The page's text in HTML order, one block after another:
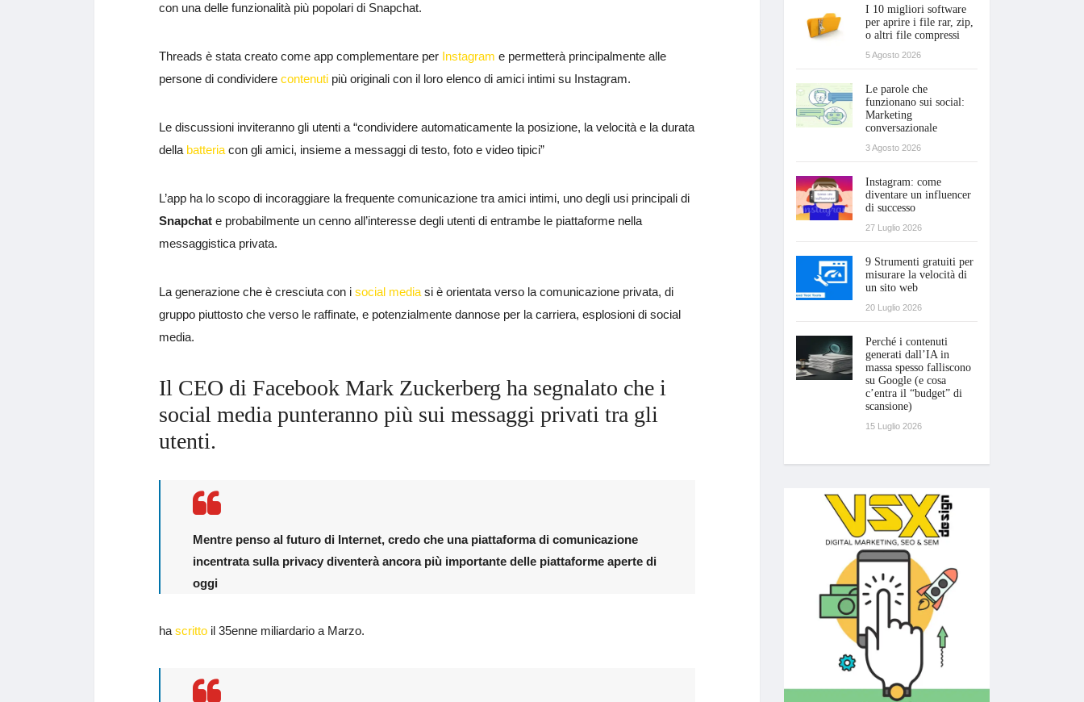
con una delle funzionalità più popolari di Snapchat.
Threads è stata creato come app complementare per Instagram e permetterà principalmente alle
persone di condividere contenuti più originali con il loro elenco di amici intimi su Instagram.
Le discussioni inviteranno gli utenti a “condividere automaticamente la posizione, la velocità e la durata
della batteriacon gli amici, insieme a messaggi di testo, foto e video tipici”
L’app ha lo scopo di incoraggiare la frequente comunicazione tra amici intimi, uno degli usi principali di
Snapchat e probabilmente un cenno all’interesse degli utenti di entrambe le piattaforme nella
messaggistica privata.
La generazione che è cresciuta con i social mediasi è orientata verso la comunicazione privata, di
gruppo piuttosto che verso le raffinate, e potenzialmente dannose per la carriera, esplosioni di social
media.
Il CEO di Facebook Mark Zuckerberg ha segnalato che i
social media punteranno più sui messaggi privati ​​tra gli
utenti.
Mentre penso al futuro di Internet, credo che una piattaforma di comunicazione
incentrata sulla privacy diventerà ancora più importante delle piattaforme aperte di
oggi
hascritto il 35enne miliardario a Marzo.
I 10 migliori software
per aprire i file rar, zip,
o altri file compressi
5 Agosto 2026
Le parole che
funzionano sui social:
Marketing
conversazionale
3 Agosto 2026
Instagram: come
diventare un influencer
di successo
27 Luglio 2026
9 Strumenti gratuiti per
misurare la velocità di
un sito web
20 Luglio 2026
Perché i contenuti
generati dall’IA in
massa spesso falliscono
su Google (e cosa
c’entra il “budget” di
scansione)
15 Luglio 2026